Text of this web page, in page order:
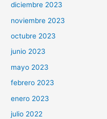
diciembre 2023
noviembre 2023
octubre 2023
junio 2023
mayo 2023
febrero 2023
enero 2023
julio 2022